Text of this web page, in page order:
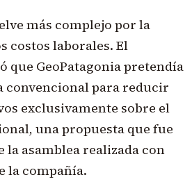
más complejo por la
costos laborales. El
que GeoPatagonia pretendía
convencional para reducir
exclusivamente sobre el
una propuesta que fue
la asamblea realizada con
la compañía.